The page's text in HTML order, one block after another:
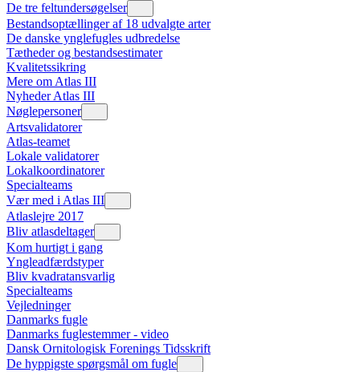
De tre feltundersøgelser
Bestandsoptællinger af 18 udvalgte arter
De danske ynglefugles udbredelse
Tætheder og bestandsestimater
Kvalitetssikring
Mere om Atlas III
Nyheder Atlas III
Nøglepersoner
Artsvalidatorer
Atlas-teamet
Lokale validatorer
Lokalkoordinatorer
Specialteams
Vær med i Atlas III
Atlaslejre 2017
Bliv atlasdeltager
Kom hurtigt i gang
Yngleadfærdstyper
Bliv kvadratansvarlig
Specialteams
Vejledninger
Danmarks fugle
Danmarks fuglestemmer - video
Dansk Ornitologisk Forenings Tidsskrift
De hyppigste spørgsmål om fugle